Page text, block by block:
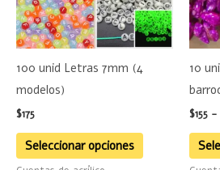
100 unid Letras 7mm (4
modelos)
$175
Seleccionar opciones
Las
opciones
pueden
página
10
$155 -